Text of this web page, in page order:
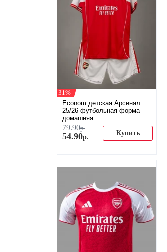
-31%
Econom детская Арсенал
25/26 футбольная форма
домашняя
79.90р.
54.90р. Купить